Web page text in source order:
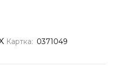
Картка: 0371049